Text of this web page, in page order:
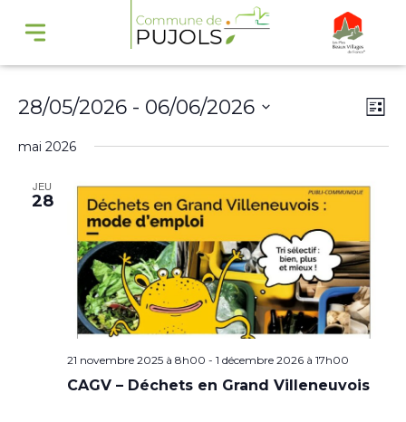
Liste
28/05/2026 - 06/06/2026
date.
mai 2026
JEU
28
21 novembre 2025 à 8h00 - 1 décembre 2026 à 17h00
CAGV – Déchets en Grand Villeneuvois